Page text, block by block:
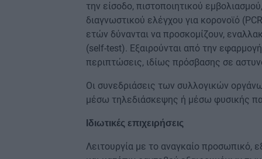
την είσοδο, πιστοποιητικού
διαγνωστικού ελέγχου για κορονοϊό
ετών δύνανται να προσκομίζουν,
(self-test). Εξαιρούνται από την
περιπτώσεις, ιδίως πρόσβασης σε
Οι συνεδριάσεις των συλλογικών
μέσω τηλεδιάσκεψης ή μέσω φυσικής
Ιδιωτικές επιχειρήσεις
Λειτουργία με το αναγκαίο προσωπικό,